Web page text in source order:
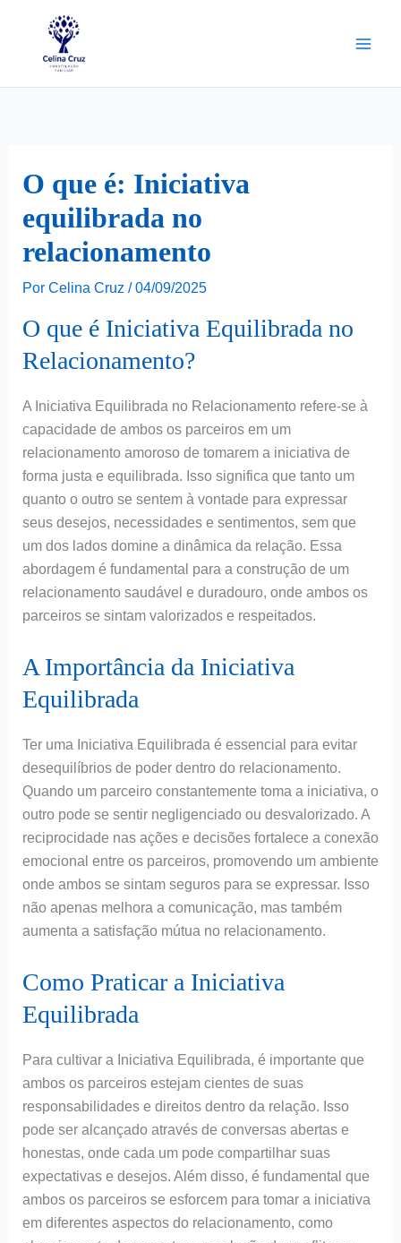
O que é: Iniciativa
equilibrada no
relacionamento
Por Celina Cruz / 04/09/2025
O que é Iniciativa Equilibrada no
Relacionamento?
A Iniciativa Equilibrada no Relacionamento refere-se à
capacidade de ambos os parceiros em um
relacionamento amoroso de tomarem a iniciativa de
forma justa e equilibrada. Isso significa que tanto um
quanto o outro se sentem à vontade para expressar
seus desejos, necessidades e sentimentos, sem que
um dos lados domine a dinâmica da relação. Essa
abordagem é fundamental para a construção de um
relacionamento saudável e duradouro, onde ambos os
parceiros se sintam valorizados e respeitados.
A Importância da Iniciativa
Equilibrada
Ter uma Iniciativa Equilibrada é essencial para evitar
desequilíbrios de poder dentro do relacionamento.
Quando um parceiro constantemente toma a iniciativa, o
outro pode se sentir negligenciado ou desvalorizado. A
reciprocidade nas ações e decisões fortalece a conexão
emocional entre os parceiros, promovendo um ambiente
onde ambos se sintam seguros para se expressar. Isso
não apenas melhora a comunicação, mas também
aumenta a satisfação mútua no relacionamento.
Como Praticar a Iniciativa
Equilibrada
Para cultivar a Iniciativa Equilibrada, é importante que
ambos os parceiros estejam cientes de suas
responsabilidades e direitos dentro da relação. Isso
pode ser alcançado através de conversas abertas e
honestas, onde cada um pode compartilhar suas
expectativas e desejos. Além disso, é fundamental que
ambos os parceiros se esforcem para tomar a iniciativa
em diferentes aspectos do relacionamento, como